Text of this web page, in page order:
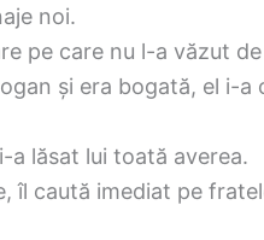
noi.
pe care nu l-a văzut
și era bogată, el i-
a lăsat lui toată averea.
îl caută imediat pe